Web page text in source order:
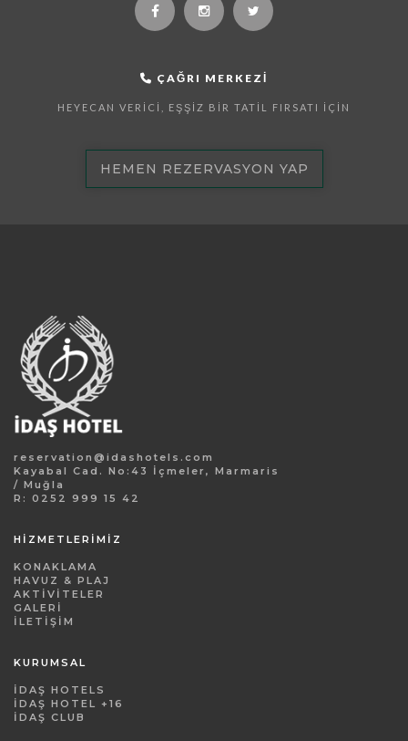
ÇAĞRI MERKEZI
HEYECAN VERICI, EŞŞIZ BIR TATIL FIRSATI İÇIN
HEMEN REZERVASYON YAP
reservation@idashotels.com
Kayabal Cad. No:43 İçmeler, Marmaris
/ Muğla
R: 0252 999 15 42
HİZMETLERİMİZ
KONAKLAMA
HAVUZ & PLAJ
AKTIVITELER
GALERI
İLETIŞIM
KURUMSAL
İDAŞ HOTELS
İDAŞ HOTEL +16
İDAŞ CLUB